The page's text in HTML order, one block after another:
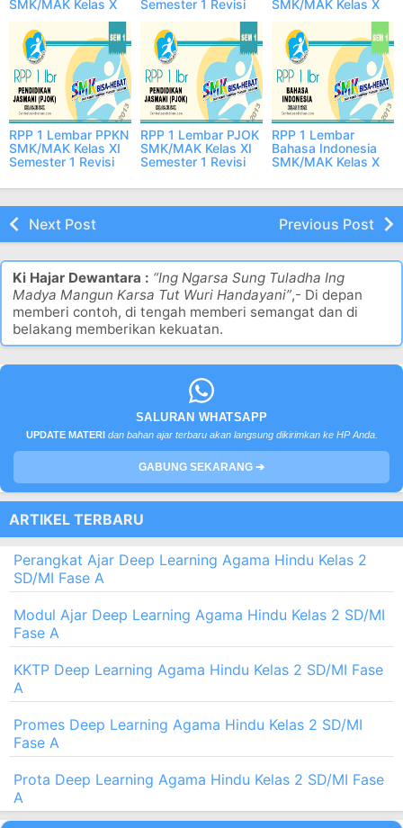
RPP 1 Lembar
SMK/MAK Kelas X
Semester 1 Revisi
2021/2022
RPP 1 Lembar
SMK/MAK Kelas X
Semester 1 Revisi
2021/2022,
LENGKAP
RPP 1 Lembar
SMK/MAK Kelas X
Semester 1 Revisi
2021/2022
RPP 1 Lembar PPKN
2021/2022
RPP 1 Lembar PJOK
2021/2022
RPP 1 Lembar
Semester 1 Revisi
2021/2022
Next Post Previous Post
Ki Hajar Dewantara :“Ing Ngarsa Sung Tuladha Ing
Madya Mangun Karsa Tut Wuri Handayani”
memberi contoh, di tengah memberi semangat dan di
belakang memberikan kekuatan.
SALURAN WHATSAPP
dan bahan ajar terbaru akan langsung dikirimkan ke HP Anda.
GABUNG SEKARANG ➔
ARTIKEL TERBARU
Perangkat Ajar Deep Learning Agama Hindu Kelas 2
SD/MI Fase A
Modul Ajar Deep Learning Agama Hindu Kelas 2 SD/MI
Fase A
KKTP Deep Learning Agama Hindu Kelas 2 SD/MI Fase
A
Promes Deep Learning Agama Hindu Kelas 2 SD/MI
Fase A
Prota Deep Learning Agama Hindu Kelas 2 SD/MI Fase